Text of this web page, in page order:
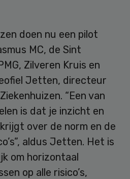
doen nu een pilot
MC, de Sint
Zilveren Kruis en
Jetten, directeur
“Een van
is dat je inzicht en
over de norm en de
aldus Jetten. Het is
om horizontaal
op alle risico’s,